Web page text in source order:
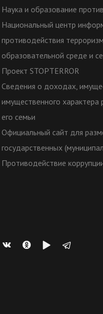
Наука и образование
Национальный центр
противодействия
образовательной среде и
Проект STOPTERROR
Сведения о доходах,
имущественного характера
его семьи
Официальный сайт для
государственных
Противодействие